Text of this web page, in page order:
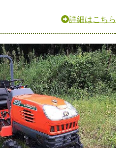
詳細はこちら